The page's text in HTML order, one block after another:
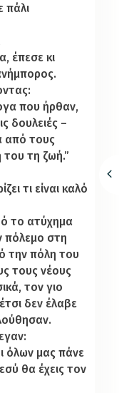
πάλι
έπεσε κι
που ήρθαν,
δουλειές –
από τους
του τη ζωή.”
τι είναι καλό
το ατύχημα
πόλεμο στη
την πόλη του
τους νέους
τον γιο
δεν έλαβε
όλων μας πάνε
θα έχεις τον